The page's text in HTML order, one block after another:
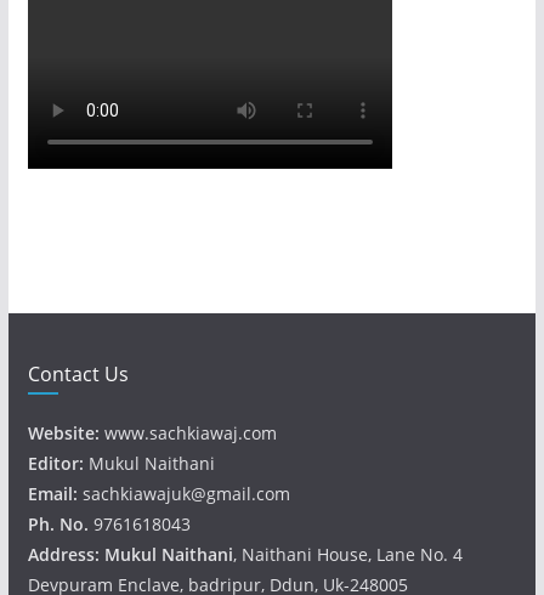
Contact Us
Website: www.sachkiawaj.com
Editor: Mukul Naithani
Email: sachkiawajuk@gmail.com
Ph. No. 9761618043
Address: Mukul Naithani, Naithani House, Lane No. 4
Devpuram Enclave, badripur, Ddun, Uk-248005